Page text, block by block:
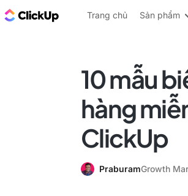
ClickUp Blog
Trang chủ Sản phẩm
10 mẫu
hàng
ClickUp
PraburamGrowth